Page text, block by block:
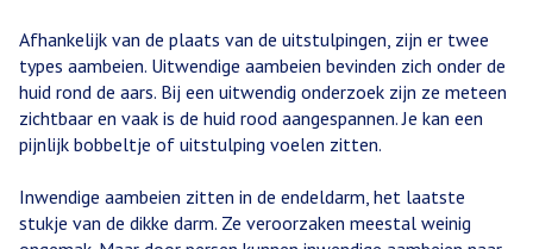
Afhankelijk van de plaats van de uitstulpingen, zijn er twee
types aambeien. Uitwendige aambeien bevinden zich onder de
huid rond de aars. Bij een uitwendig onderzoek zijn ze meteen
zichtbaar en vaak is de huid rood aangespannen. Je kan een
pijnlijk bobbeltje of uitstulping voelen zitten.
Inwendige aambeien zitten in de endeldarm, het laatste
stukje van de dikke darm. Ze veroorzaken meestal weinig